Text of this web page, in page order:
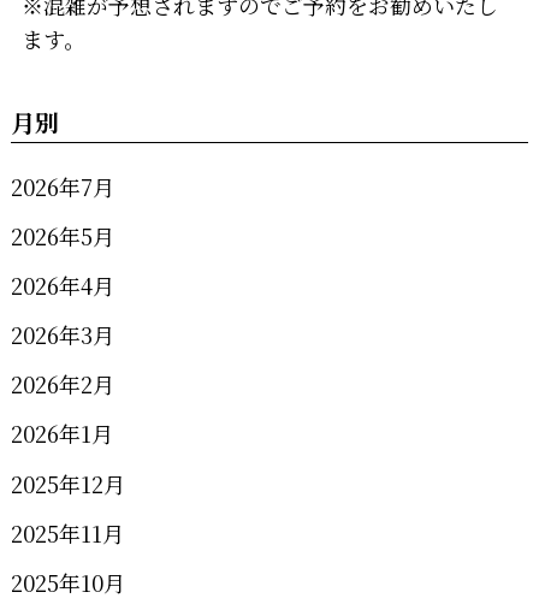
ます。
月別
2026年7月
2026年5月
2026年4月
2026年3月
2026年2月
2026年1月
2025年12月
2025年11月
2025年10月